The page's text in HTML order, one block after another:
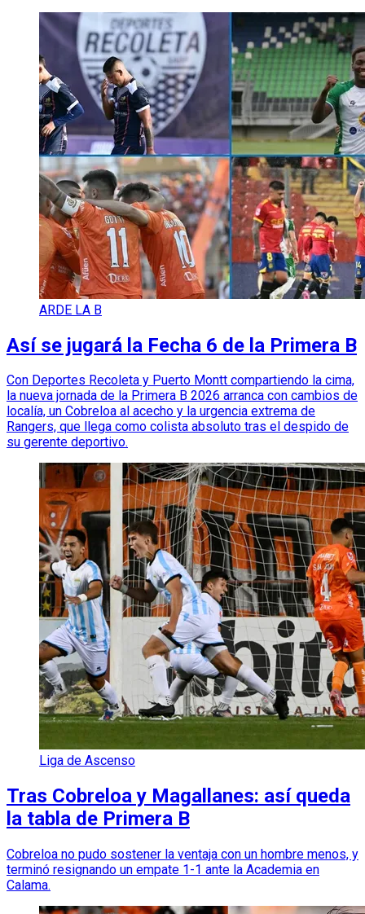
ARDE LA B
Así se jugará la Fecha 6 de la Primera B
Con Deportes Recoleta y Puerto Montt compartiendo la cima,
la nueva jornada de la Primera B 2026 arranca con cambios de
localía, un Cobreloa al acecho y la urgencia extrema de
Rangers, que llega como colista absoluto tras el despido de
su gerente deportivo.
Liga de Ascenso
Tras Cobreloa y Magallanes: así queda
la tabla de Primera B
Cobreloa no pudo sostener la ventaja con un hombre menos, y
terminó resignando un empate 1-1 ante la Academia en
Calama.